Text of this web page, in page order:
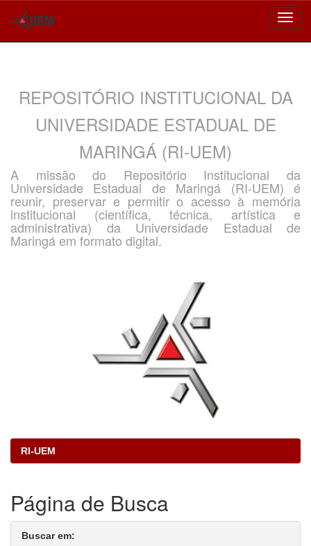
REPOSITÓRIO INSTITUCIONAL DA
UNIVERSIDADE ESTADUAL DE
MARINGÁ (RI-UEM)
A missão do Repositório Institucional da
Universidade Estadual de Maringá (RI-UEM) é
reunir, preservar e permitir o acesso à memória
institucional (científica, técnica, artística e
administrativa) da Universidade Estadual de
Maringá em formato digital.
RI-UEM
Página de Busca
Buscar em: